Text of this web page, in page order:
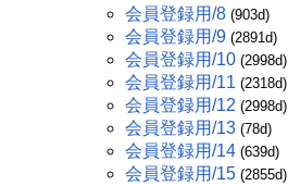
会員登録用/8 (903d)
会員登録用/9 (2891d)
会員登録用/10 (2998d)
会員登録用/11 (2318d)
会員登録用/12 (2998d)
会員登録用/13 (78d)
会員登録用/14 (639d)
会員登録用/15 (2855d)